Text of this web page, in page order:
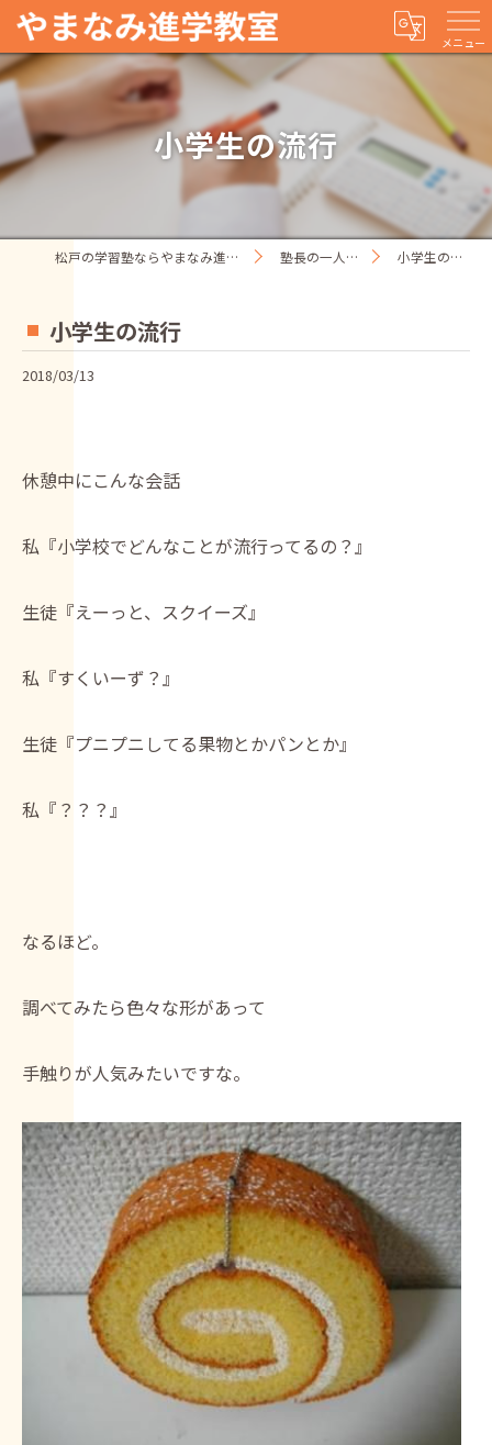
メニュー
小学生の流行
松戸の学習塾ならやまなみ進学教室 塾長の一人ごと 小学生の流行
小学生の流行
2018/03/13
休憩中にこんな会話
私『小学校でどんなことが流行ってるの？』
生徒『えーっと、スクイーズ』
私『すくいーず？』
生徒『プニプニしてる果物とかパンとか』
私『？？？』
なるほど。
調べてみたら色々な形があって
手触りが人気みたいですな。